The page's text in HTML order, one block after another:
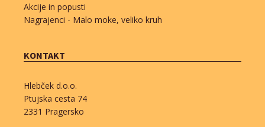
Akcije in popusti
Nagrajenci - Malo moke, veliko kruh
KONTAKT
Hlebček d.o.o.
Ptujska cesta 74
2331 Pragersko